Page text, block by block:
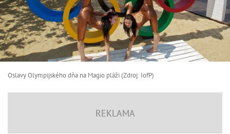
Oslavy Olympijského dňa na Magio pláži (Zdroj: IofP)